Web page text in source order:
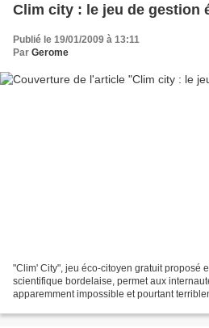
Clim city : le jeu de gestion
Publié le 19/01/2009 à 13:11
Par Gerome
"Clim' City", jeu éco-citoyen gratuit proposé
scientifique bordelaise, permet aux
apparemment impossible et pourtant